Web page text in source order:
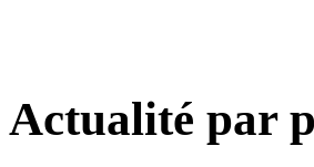
Actualité par